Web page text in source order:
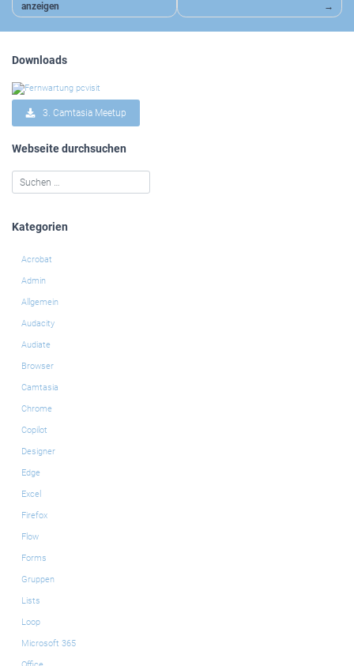
anzeigen
Downloads
3. Camtasia Meetup
Webseite durchsuchen
Kategorien
Acrobat
Admin
Allgemein
Audacity
Audiate
Browser
Camtasia
Chrome
Copilot
Designer
Edge
Excel
Firefox
Flow
Forms
Gruppen
Lists
Loop
Microsoft 365